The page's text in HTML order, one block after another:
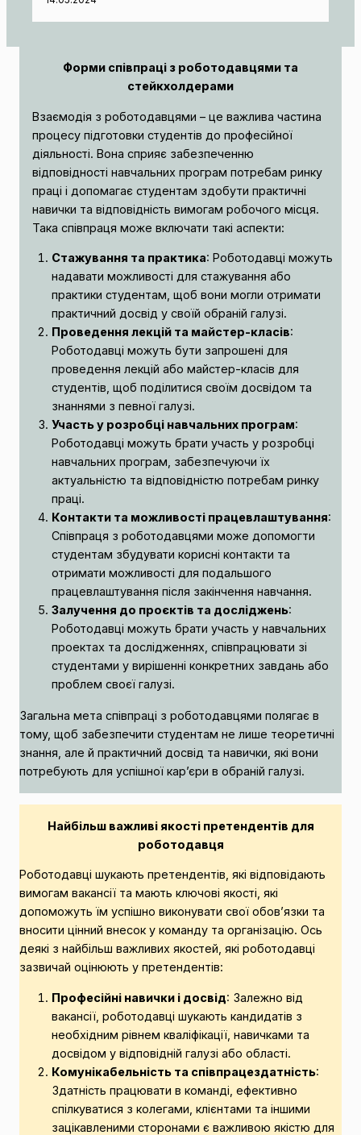
Форми співпраці з роботодавцями та
стейкхолдерами
Взаємодія з роботодавцями – це важлива частина
процесу підготовки студентів до професійної
діяльності. Вона сприяє забезпеченню
відповідності навчальних програм потребам ринку
праці і допомагає студентам здобути практичні
навички та відповідність вимогам робочого місця.
Така співпраця може включати такі аспекти:
Стажування та практика: Роботодавці можуть
надавати можливості для стажування або
практики студентам, щоб вони могли отримати
практичний досвід у своїй обраній галузі.
Проведення лекцій та майстер-класів:
Роботодавці можуть бути запрошені для
проведення лекцій або майстер-класів для
студентів, щоб поділитися своїм досвідом та
знаннями з певної галузі.
Участь у розробці навчальних програм:
Роботодавці можуть брати участь у розробці
навчальних програм, забезпечуючи їх
актуальністю та відповідністю потребам ринку
праці.
Контакти та можливості працевлаштування:
Співпраця з роботодавцями може допомогти
студентам збудувати корисні контакти та
отримати можливості для подальшого
працевлаштування після закінчення навчання.
Залучення до проєктів та досліджень:
Роботодавці можуть брати участь у навчальних
проектах та дослідженнях, співпрацювати зі
студентами у вирішенні конкретних завдань або
проблем своєї галузі.
Загальна мета співпраці з роботодавцями полягає в
тому, щоб забезпечити студентам не лише теоретичні
знання, але й практичний досвід та навички, які вони
потребують для успішної кар’єри в обраній галузі.
Найбільш важливі якості претендентів для
роботодавця
Роботодавці шукають претендентів, які відповідають
вимогам вакансії та мають ключові якості, які
допоможуть їм успішно виконувати свої обов’язки та
вносити цінний внесок у команду та організацію. Ось
деякі з найбільш важливих якостей, які роботодавці
зазвичай оцінюють у претендентів:
Професійні навички і досвід: Залежно від
вакансії, роботодавці шукають кандидатів з
необхідним рівнем кваліфікації, навичками та
досвідом у відповідній галузі або області.
Комунікабельність та співпрацездатність:
Здатність працювати в команді, ефективно
спілкуватися з колегами, клієнтами та іншими
зацікавленими сторонами є важливою якістю для